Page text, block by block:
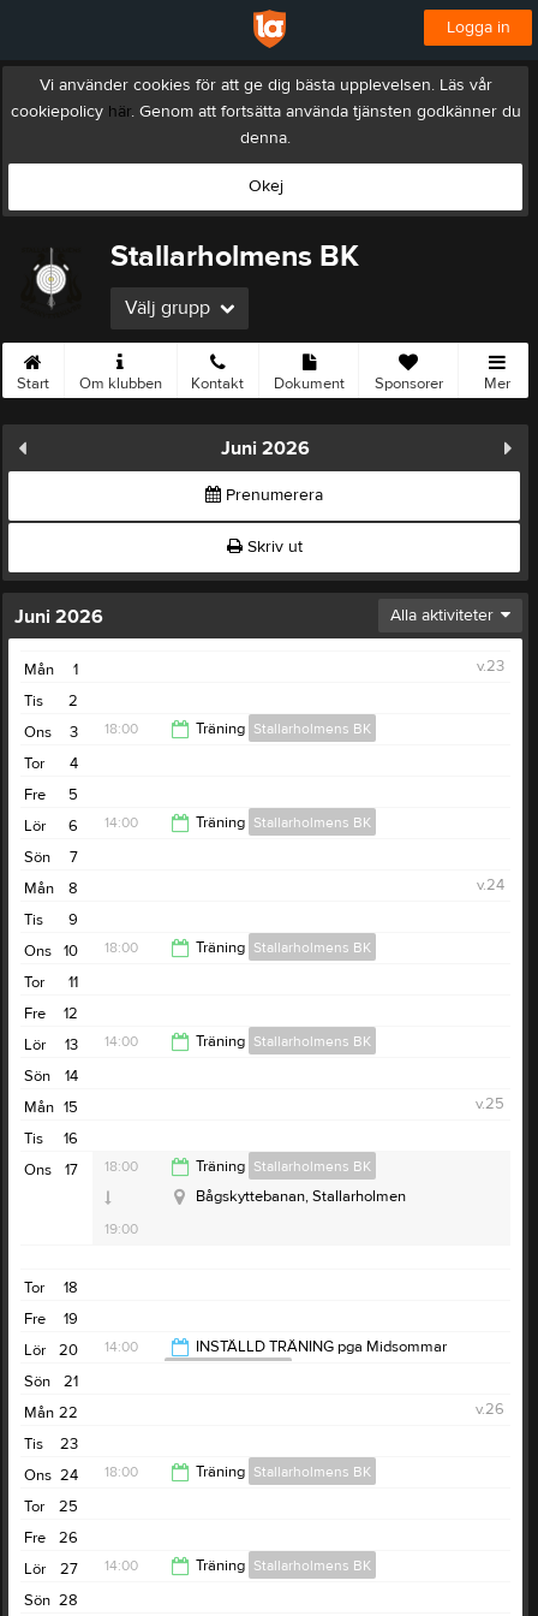
Logga in
Vi använder cookies för att ge dig bästa upplevelsen. Läs vår
cookiepolicy här. Genom att fortsätta använda tjänsten godkänner du
denna.
Okej
Stallarholmens BK
Välj grupp
Start Om klubben Kontakt Dokument Sponsorer Mer
Juni 2026
Prenumerera
Skriv ut
Juni 2026 Alla aktiviteter
1
Mån
v.23
2
Tis
3
Ons 18:00 Träning Stallarholmens BK
4
Tor
5
Fre
6
Lör 14:00 Träning Stallarholmens BK
7
Sön
8
Mån
v.24
9
Tis
10
Ons 18:00 Träning Stallarholmens BK
11
Tor
12
Fre
13
Lör 14:00 Träning Stallarholmens BK
14
Sön
15
Mån
v.25
16
Tis
17
Ons 18:00 Träning Stallarholmens BK
19:00
Bågskyttebanan, Stallarholmen
18
Tor
19
Fre
20
Lör 14:00
INSTÄLLD TRÄNING pga Midsommar
21
Sön
22
Mån
v.26
23
Tis
24
Ons 18:00 Träning Stallarholmens BK
25
Tor
26
Fre
27
Lör 14:00 Träning Stallarholmens BK
28
Sön